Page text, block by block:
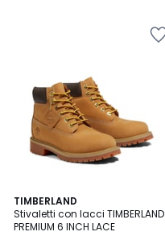
TIMBERLAND
Stivaletti con lacci TIMBERLAND
PREMIUM 6 INCH LACE
4,6
/ 5